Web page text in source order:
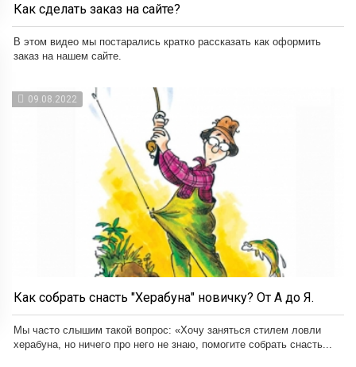
Как сделать заказ на сайте?
В этом видео мы постарались кратко рассказать как оформить
заказ на нашем сайте.
09.08.2022
Как собрать снасть "Херабуна" новичку? От А до Я.
Мы часто слышим такой вопрос: «Хочу заняться стилем ловли
херабуна, но ничего про него не знаю, помогите собрать снасть...